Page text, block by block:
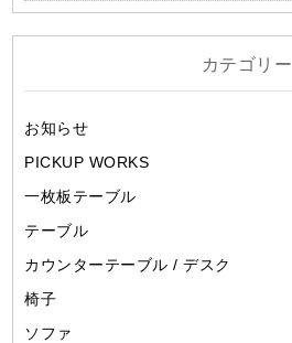
カテゴリー
お知らせ
PICKUP WORKS
一枚板テーブル
テーブル
カウンターテーブル / デスク
椅子
ソファ